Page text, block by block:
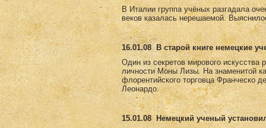
В Италии группа учёных разгадала
веков казалась нерешаемой.
16.01.08
В старой книге немецкие
Один из секретов мирового искусства
личности Моны Лизы. На знаменитой
флорентийского торговца Франческо
Леонардо.
15.01.08 Немецкий ученый